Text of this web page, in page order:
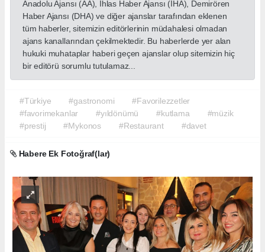
Anadolu Ajansı (AA), İhlas Haber Ajansı (İHA), Demirören
Haber Ajansı (DHA) ve diğer ajanslar tarafından eklenen
tüm haberler, sitemizin editörlerinin müdahalesi olmadan
ajans kanallarından çekilmektedir. Bu haberlerde yer alan
hukuki muhataplar haberi geçen ajanslar olup sitemizin hiç
bir editörü sorumlu tutulamaz...
#Türkiye #gastronomi
#Favorilezzetler
#favorimekanlar
#yıldönümü #kutlama
#müzik
#prestij
#Mykonos #Restaurant #davet
Habere Ek Fotoğraf(lar)